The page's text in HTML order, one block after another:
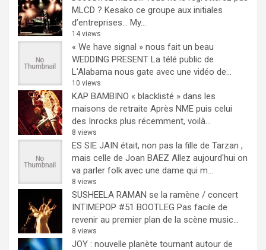
MLCD ? Kesako ce groupe aux initiales
d’entreprises… My...
14 views
« We have signal » nous fait un beau
WEDDING PRESENT La télé public de
L'Alabama nous gate avec une vidéo de...
10 views
KAP BAMBINO « blacklisté » dans les
maisons de retraite Après NME puis celui
des Inrocks plus récemment, voilà...
8 views
ES SIE JAIN était, non pas la fille de Tarzan ,
mais celle de Joan BAEZ Allez aujourd'hui on
va parler folk avec une dame qui m...
8 views
SUSHEELA RAMAN se la ramène / concert
INTIMEPOP #51 BOOTLEG Pas facile de
revenir au premier plan de la scène music...
8 views
JOY : nouvelle planète tournant autour de